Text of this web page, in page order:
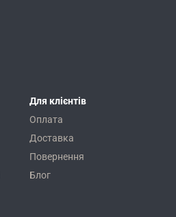
Для клієнтів
Оплата
Доставка
Повернення
Блог